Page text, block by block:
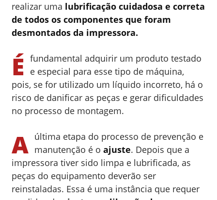
realizar uma lubrificação cuidadosa e correta
de todos os componentes que foram
desmontados da impressora.
É fundamental adquirir um produto testado
e especial para esse tipo de máquina,
pois, se for utilizado um líquido incorreto, há o
risco de danificar as peças e gerar dificuldades
no processo de montagem.
A última etapa do processo de prevenção e
manutenção é o ajuste. Depois que a
impressora tiver sido limpa e lubrificada, as
peças do equipamento deverão ser
reinstaladas. Essa é uma instância que requer